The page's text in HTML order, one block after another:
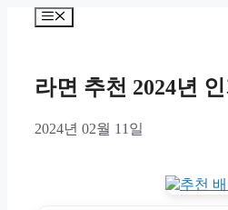
Menu
라면 추천 2024년
2024년 02월 11일